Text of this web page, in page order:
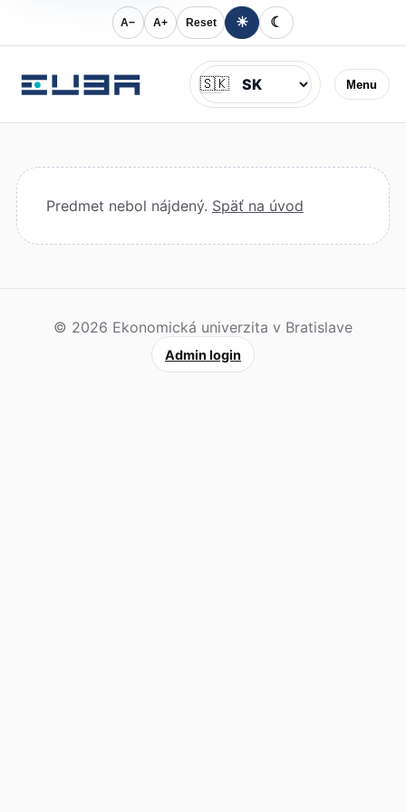
A− A+ Reset ☀ ☾
Menu
Jazyk
🇸🇰
Predmet nebol nájdený. Späť na úvod
© 2026 Ekonomická univerzita v Bratislave
Admin login